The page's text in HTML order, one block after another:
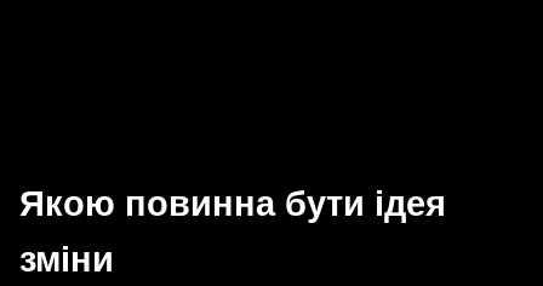
Якою повинна бути ідея
зміни